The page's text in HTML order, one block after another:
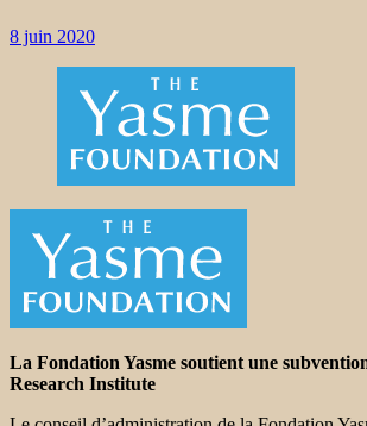
8 juin 2020
La Fondation Yasme soutient une
Research Institute